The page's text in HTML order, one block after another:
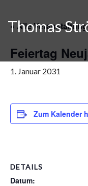
content
Thomas
« Alle
Feiertag
1. Januar 2031
Zum Kalender
DETAILS
Datum: